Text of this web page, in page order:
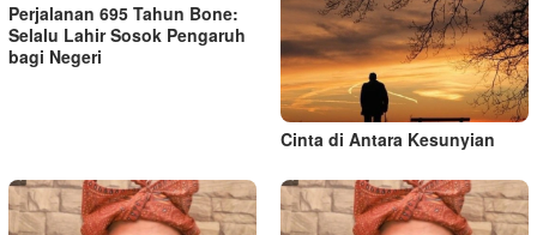
Perjalanan 695 Tahun Bone:
Selalu Lahir Sosok Pengaruh
bagi Negeri
Cinta di Antara Kesunyian